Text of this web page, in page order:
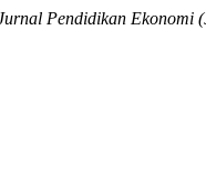
Pendidikan Ekonomi